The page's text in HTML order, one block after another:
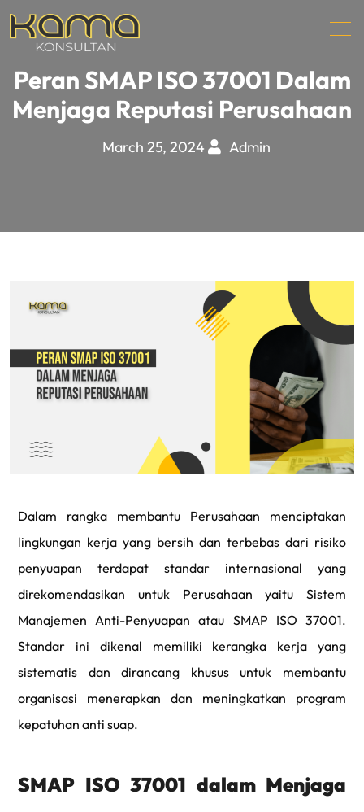
Peran SMAP ISO 37001 Dalam
Menjaga Reputasi Perusahaan
March 25, 2024 Admin
Dalam rangka membantu Perusahaan menciptakan
lingkungan kerja yang bersih dan terbebas dari risiko
penyuapan terdapat standar internasional yang
direkomendasikan untuk Perusahaan yaitu Sistem
Manajemen Anti-Penyuapan atau SMAP ISO 37001.
Standar ini dikenal memiliki kerangka kerja yang
sistematis dan dirancang khusus untuk membantu
organisasi menerapkan dan meningkatkan program
kepatuhan anti suap.
SMAP ISO 37001 dalam Menjaga